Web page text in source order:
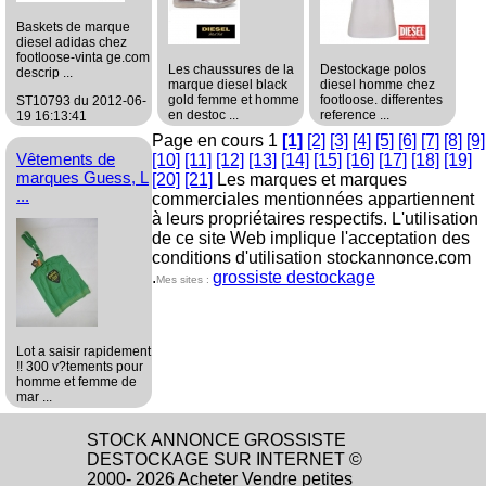
Baskets de marque
diesel adidas chez
footloose-vinta ge.com
descrip ...
ST10793 du 2012-06-
19 16:13:41
Habillement/Mode
Les chaussures de la
marque diesel black
gold femme et homme
en destoc ...
ST10789 du 2012-06-
15 12:31:20
grossiste
Habillement/Mode
Destockage polos
diesel homme chez
footloose. differentes
reference ...
ST10778 du 2012-06-
05 16:06:45
grossiste
Habillement/Mode
Vêtements de
marques Guess, L
...
Lot a saisir rapidement
!! 300 v?tements pour
homme et femme de
mar ...
Page en cours 1 [1] [2] [3] [4] [5] [6] [7] [8] [9]
[10] [11] [12] [13] [14] [15] [16] [17] [18] [19]
[20] [21] Les marques et marques
commerciales mentionnées appartiennent
à leurs propriétaires respectifs. L'utilisation
de ce site Web implique l'acceptation des
conditions d'utilisation stockannonce.com
.Mes sites : grossiste destockage
STOCK ANNONCE GROSSISTE
DESTOCKAGE SUR INTERNET ©
2000- 2026 Acheter Vendre petites